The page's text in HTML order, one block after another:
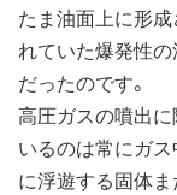
たま油面上に形成
れていた爆発性
だったのです。
高圧ガスの噴出
いるのは常にガス
に浮遊する固体